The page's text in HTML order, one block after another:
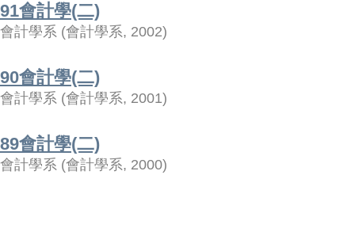
91會計學(二)
會計學系 (會計學系, 2002)
90會計學(二)
會計學系 (會計學系, 2001)
89會計學(二)
會計學系 (會計學系, 2000)